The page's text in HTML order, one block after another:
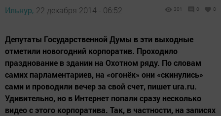
Ильнур, 22 декабря 2014 - 06:52 301 0 0
Депутаты Государственной Думы в эти выходные
отметили новогодний корпоратив. Проходило
празднование в здании на Охотном ряду. По словам
самих парламентариев, на «огонёк» они «скинулись»
сами и проводили вечер за свой счет, пишет ura.ru.
Удивительно, но в Интернет попали сразу несколько
видео с этого корпоратива. Так, в частности, на записях